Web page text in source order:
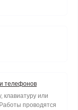
телефонов
клавиатуру или
проводятся